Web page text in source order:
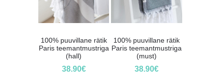
100% puuvillane rätik
Paris teemantmustriga
(hall)
38.90€
100% puuvillane rätik
Paris teemantmustriga
(must)
38.90€